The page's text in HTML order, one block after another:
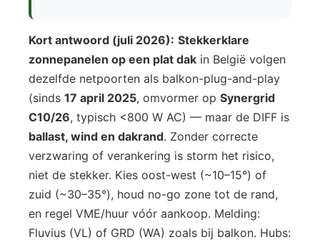
Kort antwoord (juli 2026): Stekkerklare
zonnepanelen op een plat dak in België volgen
dezelfde netpoorten als balkon-plug-and-play
(sinds 17 april 2025, omvormer op Synergrid
C10/26, typisch <800 W AC) — maar de DIFF is
ballast, wind en dakrand. Zonder correcte
verzwaring of verankering is storm het risico,
niet de stekker. Kies oost-west (~10–15°) of
zuid (~30–35°), houd no-go zone tot de rand,
en regel VME/huur vóór aankoop. Melding:
Fluvius (VL) of GRD (WA) zoals bij balkon. Hubs: